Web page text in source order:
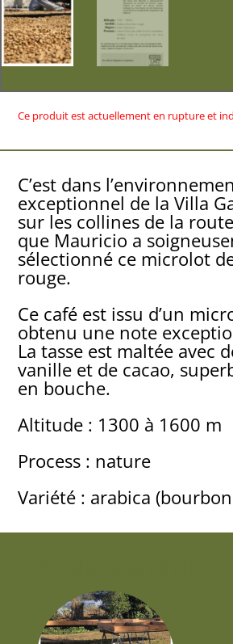
Ce produit est actuellement en rupture et
C’est dans
exceptionnel de la Villa
sur les collines de la
que Mauricio a
sélectionné ce microlot
rouge.
Ce café est issu d’un
obtenu une note
La tasse est maltée avec
vanille et de cacao,
en bouche.
Altitude : 1300 à 1600 m
Process : nature
Variété : arabica